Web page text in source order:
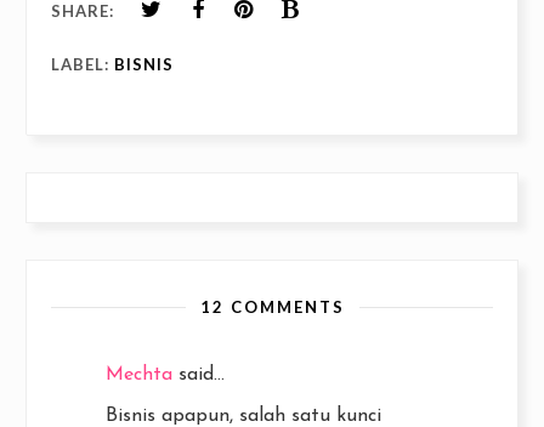
SHARE:
LABEL: BISNIS
12 COMMENTS
Mechta said...
Bisnis apapun, salah satu kunci